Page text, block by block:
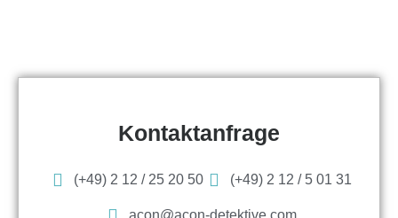
Kontaktanfrage
(+49) 2 12 / 25 20 50 (+49) 2 12 / 5 01 31
acon@acon-detektive.com